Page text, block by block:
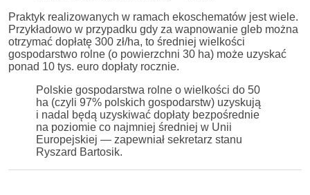
Praktyk realizowanych w ramach ekoschematów jest wiele.
Przykładowo w przypadku gdy za wapnowanie gleb można
otrzymać dopłatę 300 zł/ha, to średniej wielkości
gospodarstwo rolne (o powierzchni 30 ha) może uzyskać
ponad 10 tys. euro dopłaty rocznie.
Polskie gospodarstwa rolne o wielkości do 50
ha (czyli 97% polskich gospodarstw) uzyskują
i nadal będą uzyskiwać dopłaty bezpośrednie
na poziomie co najmniej średniej w Unii
Europejskiej — zapewniał sekretarz stanu
Ryszard Bartosik.